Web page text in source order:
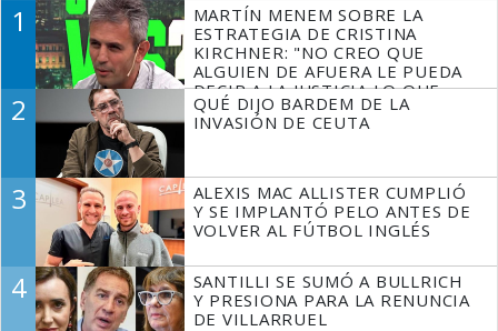
1
MARTÍN MENEM SOBRE LA
ESTRATEGIA DE CRISTINA
KIRCHNER: "NO CREO QUE
ALGUIEN DE AFUERA LE PUEDA
DECIR A LA JUSTICIA LO QUE
TIENE QUE HACER"
2
QUÉ DIJO BARDEM DE LA
INVASIÓN DE CEUTA
3
ALEXIS MAC ALLISTER CUMPLIÓ
Y SE IMPLANTÓ PELO ANTES DE
VOLVER AL FÚTBOL INGLÉS
4
SANTILLI SE SUMÓ A BULLRICH
Y PRESIONA PARA LA RENUNCIA
DE VILLARRUEL